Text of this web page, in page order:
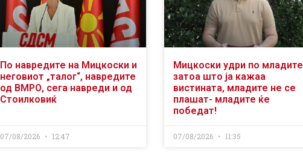
По навредите на Мицкоски и
неговиот „талог“, навредите
од ВМРО, сега навреди и од
Стоилковиќ
07/08/2026 12:47
Мицкоски удри по младите
затоа што ја кажаа
вистината, младите не се
плашат- младите ќе
победат!
07/08/2026 11:35